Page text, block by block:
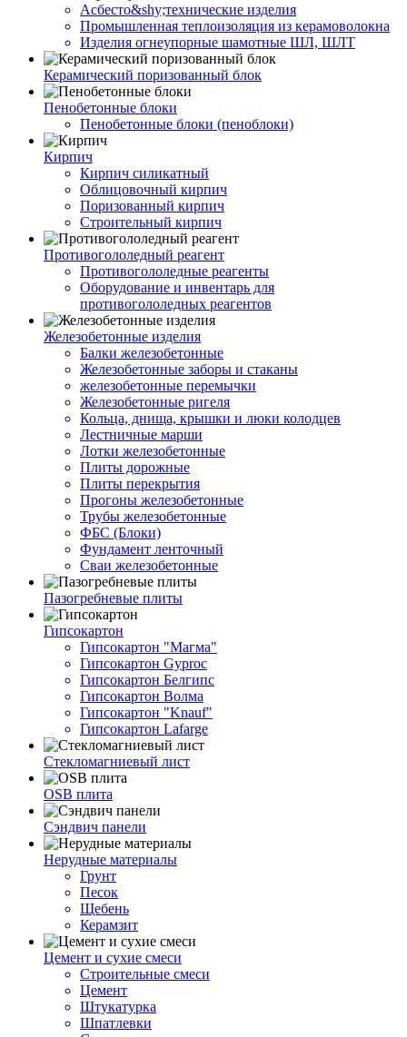
Асбесто&shy;технические изделия
Промышленная теплоизоляция из керамоволокна
Изделия огнеупорные шамотные ШЛ, ШЛТ
Керамический поризованный блок
Пенобетонные блоки
Пенобетонные блоки (пеноблоки)
Кирпич
Кирпич силикатный
Облицовочный кирпич
Поризованный кирпич
Строительный кирпич
Противогололедный реагент
Противогололедные реагенты
Оборудование и инвентарь для
противогололедных реагентов
Железобетонные изделия
Балки железобетонные
Железобетонные заборы и стаканы
железобетонные перемычки
Железобетонные ригеля
Кольца, днища, крышки и люки колодцев
Лестничные марши
Лотки железобетонные
Плиты дорожные
Плиты перекрытия
Прогоны железобетонные
Трубы железобетонные
ФБС (Блоки)
Фундамент ленточный
Сваи железобетонные
Пазогребневые плиты
Гипсокартон
Гипсокартон "Магма"
Гипсокартон Gyproc
Гипсокартон Белгипс
Гипсокартон Волма
Гипсокартон "Knauf"
Гипсокартон Lafarge
Стекломагниевый лист
OSB плита
Сэндвич панели
Нерудные материалы
Грунт
Песок
Щебень
Керамзит
Цемент и сухие смеси
Строительные смеси
Цемент
Штукатурка
Шпатлевки